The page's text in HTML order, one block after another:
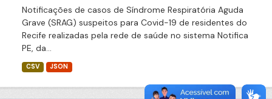
Notificações de casos de Síndrome Respiratória Aguda
Grave (SRAG) suspeitos para Covid-19 de residentes do
Recife realizadas pela rede de saúde no sistema Notifica
PE, da...
CSV JSON